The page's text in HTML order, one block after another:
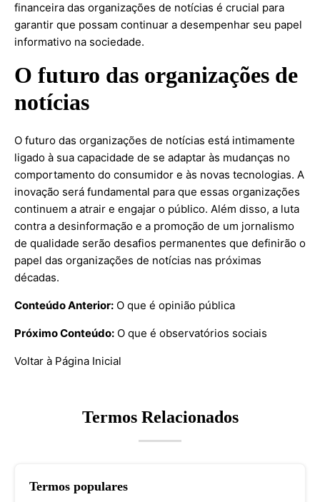
financeira das organizações de notícias é crucial para
garantir que possam continuar a desempenhar seu papel
informativo na sociedade.
O futuro das organizações de
notícias
O futuro das organizações de notícias está intimamente
ligado à sua capacidade de se adaptar às mudanças no
comportamento do consumidor e às novas tecnologias. A
inovação será fundamental para que essas organizações
continuem a atrair e engajar o público. Além disso, a luta
contra a desinformação e a promoção de um jornalismo
de qualidade serão desafios permanentes que definirão o
papel das organizações de notícias nas próximas
décadas.
Conteúdo Anterior: O que é opinião pública
Próximo Conteúdo: O que é observatórios sociais
Voltar à Página Inicial
Termos Relacionados
Termos populares